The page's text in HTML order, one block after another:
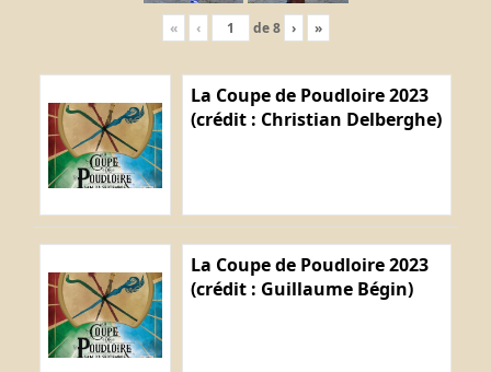
« ‹ de8 › »
La Coupe de Poudloire 2023
(crédit : Christian Delberghe)
La Coupe de Poudloire 2023
(crédit : Guillaume Bégin)